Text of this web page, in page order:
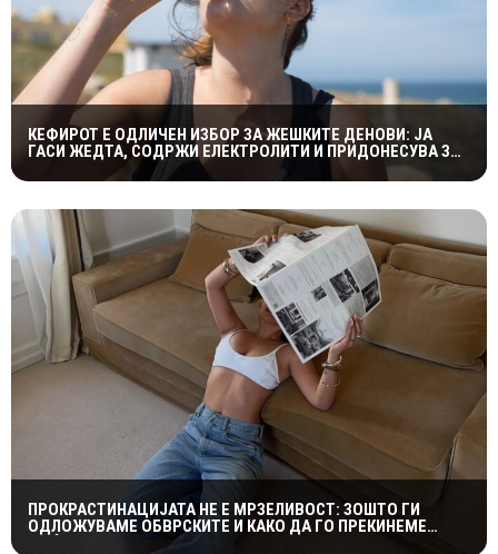
КЕФИРОТ Е ОДЛИЧЕН ИЗБОР ЗА ЖЕШКИТЕ ДЕНОВИ: ЈА
ГАСИ ЖЕДТА, СОДРЖИ ЕЛЕКТРОЛИТИ И ПРИДОНЕСУВА ЗА
ЗДРАВА ДИГЕСТИЈА
ПРОКРАСТИНАЦИЈАТА НЕ Е МРЗЕЛИВОСТ: ЗОШТО ГИ
ОДЛОЖУВАМЕ ОБВРСКИТЕ И КАКО ДА ГО ПРЕКИНЕМЕ
МАЃЕПСАНИОТ КРУГ